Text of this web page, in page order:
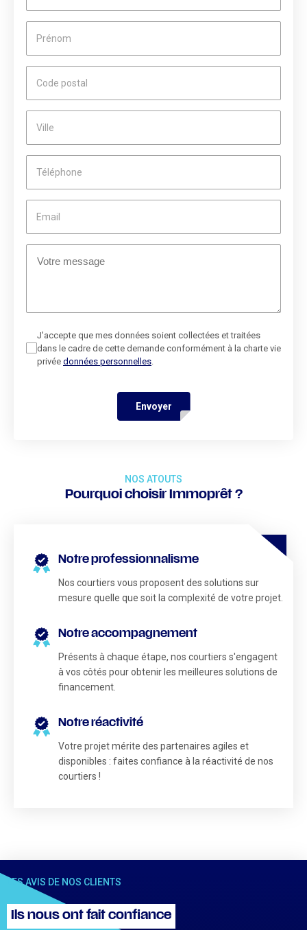
Prénom
Code postal
Ville
Téléphone
Email
J'accepte que mes données soient collectées et traitées
dans le cadre de cette demande conformément à la charte vie
privée données personnelles
Envoyer
NOS ATOUTS
Pourquoi choisir Immoprêt ?
Notre professionnalisme
Nos courtiers vous proposent des solutions sur
mesure quelle que soit la complexité de votre projet.
Notre accompagnement
Présents à chaque étape, nos courtiers s'engagent
à vos côtés pour obtenir les meilleures solutions de
financement.
Notre réactivité
Votre projet mérite des partenaires agiles et
disponibles : faites confiance à la réactivité de nos
courtiers !
LES AVIS DE NOS CLIENTS
Ils nous ont fait confiance